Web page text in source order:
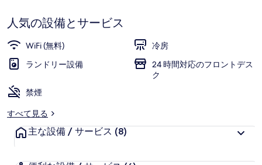
リ
ー
す
人気の設備とサービス
WiFi (無料)
冷房
ランドリー設備
24 時間対応のフロントデス
ク
禁煙
すべて見る
主な設備 / サービス (8)